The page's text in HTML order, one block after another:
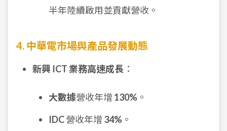
半年陸續啟用並貢獻營收。
4. 中華電市場與產品發展動態
新興 ICT 業務高速成長 ：
大數據營收年增 130% 。
IDC營收年增 34% 。